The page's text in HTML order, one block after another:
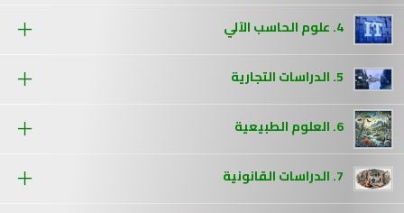
4. علوم الحاسب الآلي
5. الدراسات التجارية
6. العلوم الطبيعية
7. الدراسات القانونية